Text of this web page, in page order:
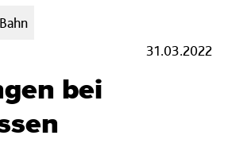
31.03.2022
bei